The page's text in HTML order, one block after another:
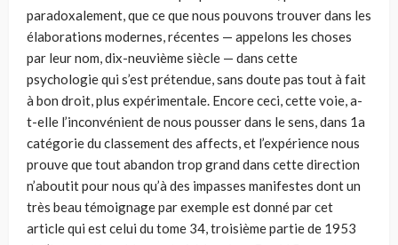
paradoxalement, que ce que nous pouvons trouver dans les
élaborations modernes, récentes — appelons les choses
par leur nom, dix-neuvième siècle — dans cette
psychologie qui s’est prétendue, sans doute pas tout à fait
à bon droit, plus expérimentale. Encore ceci, cette voie, a-
t-elle l’inconvénient de nous pousser dans le sens, dans 1a
catégorie du classement des affects, et l’expérience nous
prouve que tout abandon trop grand dans cette direction
n’aboutit pour nous qu’à des impasses manifestes dont un
très beau témoignage par exemple est donné par cet
article qui est celui du tome 34, troisième partie de 1953